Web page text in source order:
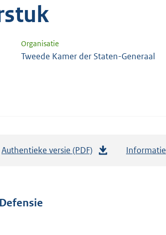
Organisatie
Tweede Kamer der Staten-Generaal
Authentieke versie (PDF) Informatie